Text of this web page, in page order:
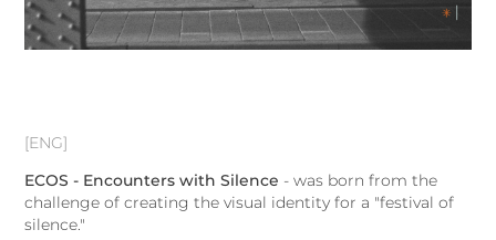
[ENG]
ECOS - Encounters with Silence -was born from the
challenge of creating the visual identity for a "festival of
silence."